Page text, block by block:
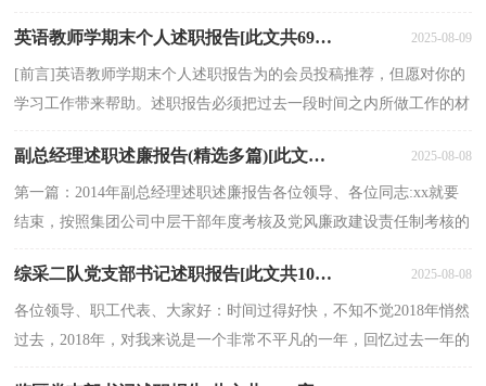
英语教师学期末个人述职报告[此文共6904字] 2025-08-09
[前言]英语教师学期末个人述职报告为的会员投稿推荐，但愿对你的
学习工作带来帮助。述职报告必须把过去一段时间之内所做工作的材
副总经理述职述廉报告(精选多篇)[此文共10721字] 2025-08-08
第一篇：2014年副总经理述职述廉报告各位领导、各位同志:xx就要
结束，按照集团公司中层干部年度考核及党风廉政建设责任制考核的
综采二队党支部书记述职报告[此文共1086字] 2025-08-08
各位领导、职工代表、大家好：时间过得好快，不知不觉2018年悄然
过去，2018年，对我来说是一个非常不平凡的一年，回忆过去一年的